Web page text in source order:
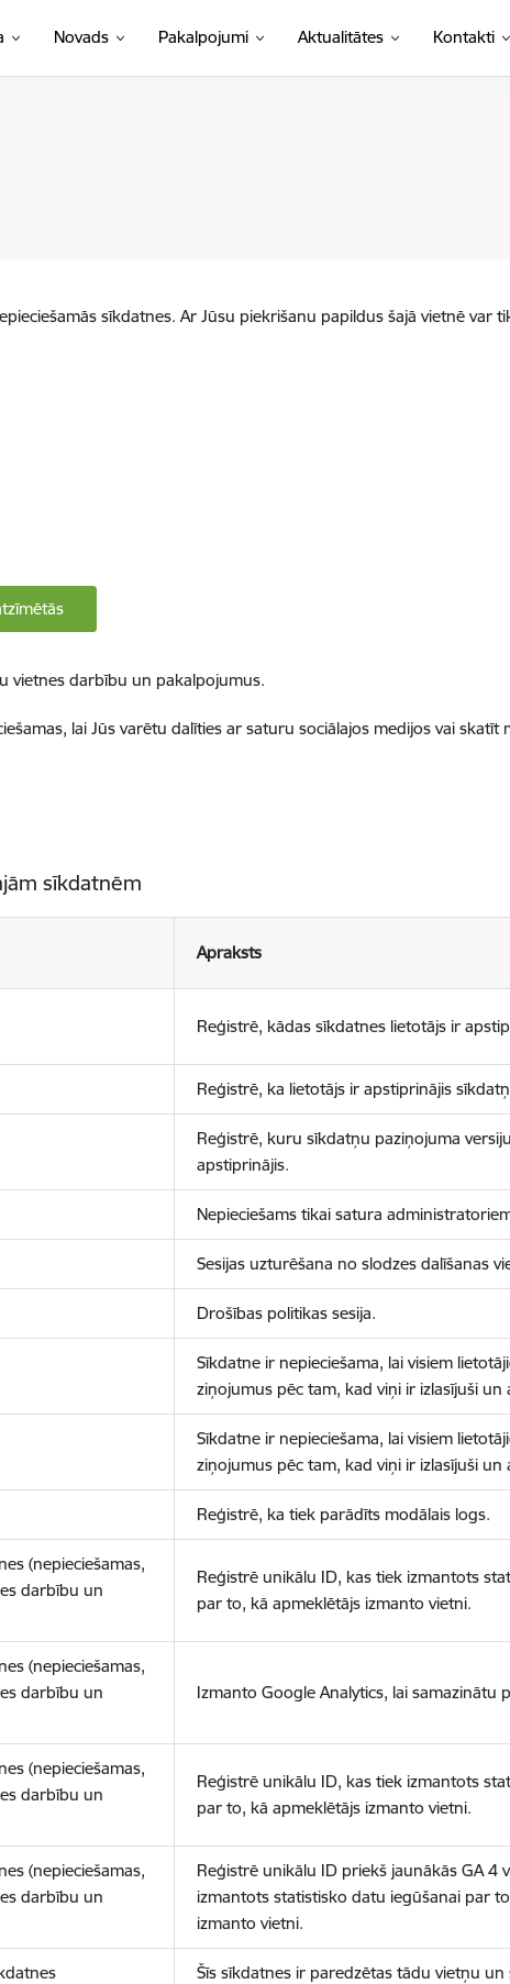
Novads Pakalpojumi Aktualitātes Kontakti
sīkdatnes. Ar Jūsu piekrišanu papildus šajā vietnē var
vietnes darbību un pakalpojumus.
lai Jūs varētu dalīties ar saturu sociālajos medijos vai
sīkdatnēm
Apraksts
Reģistrē, kādas sīkdatnes lietotājs ir
Reģistrē, ka lietotājs ir apstiprinājis
Reģistrē, kuru sīkdatņu paziņojuma
apstiprinājis.
Nepieciešams tikai satura
Sesijas uzturēšana no slodzes dalīšanas
Drošības politikas sesija.
Sīkdatne ir nepieciešama, lai visiem
ziņojumus pēc tam, kad viņi ir izlasījuši un
Sīkdatne ir nepieciešama, lai visiem
ziņojumus pēc tam, kad viņi ir izlasījuši un
Reģistrē, ka tiek parādīts modālais logs.
(nepieciešamas,
darbību un
Reģistrē unikālu ID, kas tiek izmantots
par to, kā apmeklētājs izmanto vietni.
(nepieciešamas,
darbību un
Izmanto Google Analytics, lai samazinātu
(nepieciešamas,
darbību un
Reģistrē unikālu ID, kas tiek izmantots
par to, kā apmeklētājs izmanto vietni.
(nepieciešamas,
darbību un
Reģistrē unikālu ID priekš jaunākās GA 4
izmantots statistisko datu iegūšanai par
izmanto vietni.
Šīs sīkdatnes ir paredzētas tādu vietņu